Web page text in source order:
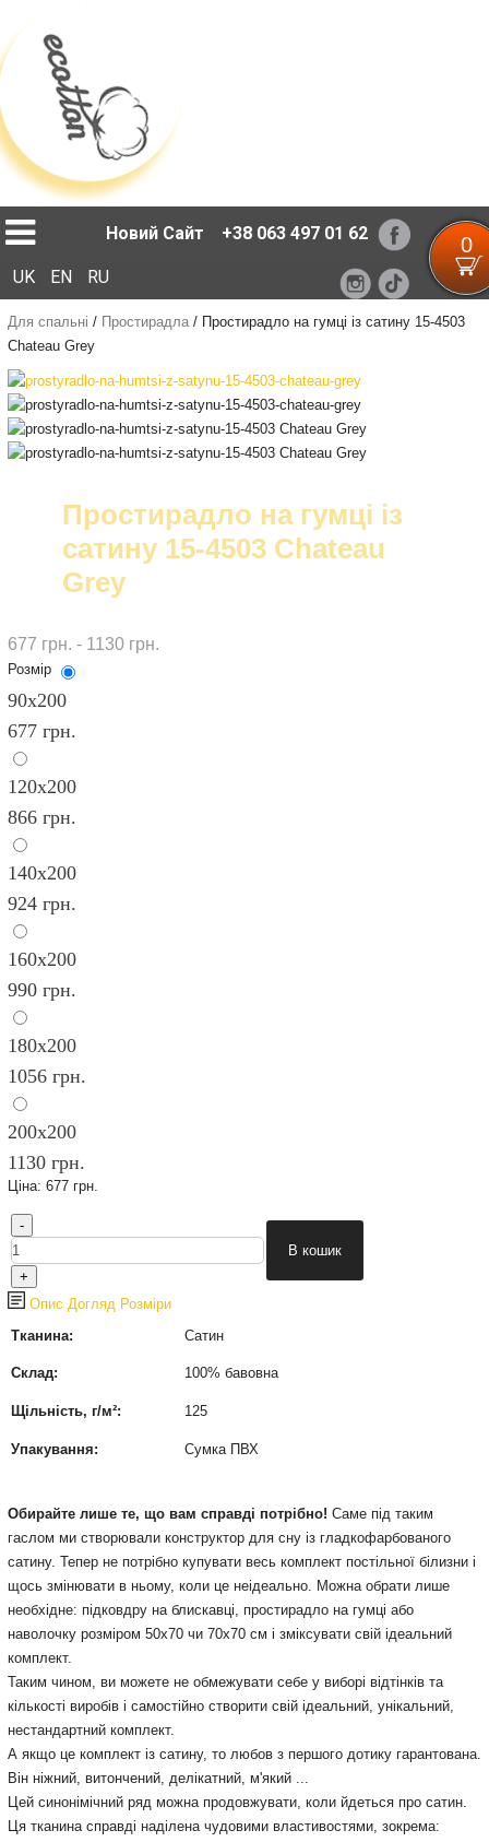
Новий Сайт +38 063 497 01 62 0
UK EN RU
Для спальні / Простирадла/ Простирадло на гумці із сатину 15-4503
Chateau Grey
Простирадло на гумці із
сатину 15-4503 Chateau
Grey
677 грн. - 1130 грн.
Розмір
90х200
677 грн.
120x200
866 грн.
140х200
924 грн.
160х200
990 грн.
180х200
1056 грн.
200х200
1130 грн.
Ціна: 677 грн.
Опис Догляд Розміри
Тканина:
Сатин
Склад: 100% бавовна
Щільність, г/м²: 125
Упакування: Сумка ПВХ
Обирайте лише те, що вам справді потрібно! Саме під таким
гаслом ми створювали конструктор для сну із гладкофарбованого
сатину. Тепер не потрібно купувати весь комплект постільної білизни і
щось змінювати в ньому, коли це неідеально. Можна обрати лише
необхідне: підковдру на блискавці, простирадло на гумці або
наволочку розміром 50х70 чи 70х70 см і зміксувати свій ідеальний
комплект.
Таким чином, ви можете не обмежувати себе у виборі відтінків та
кількості виробів і самостійно створити свій ідеальний, унікальний,
нестандартний комплект.
А якщо це комплект із сатину, то любов з першого дотику гарантована.
Він ніжний, витончений, делікатний, м'який ...
Цей синонімічний ряд можна продовжувати, коли йдеться про сатин.
Ця тканина справді наділена чудовими властивостями, зокрема: